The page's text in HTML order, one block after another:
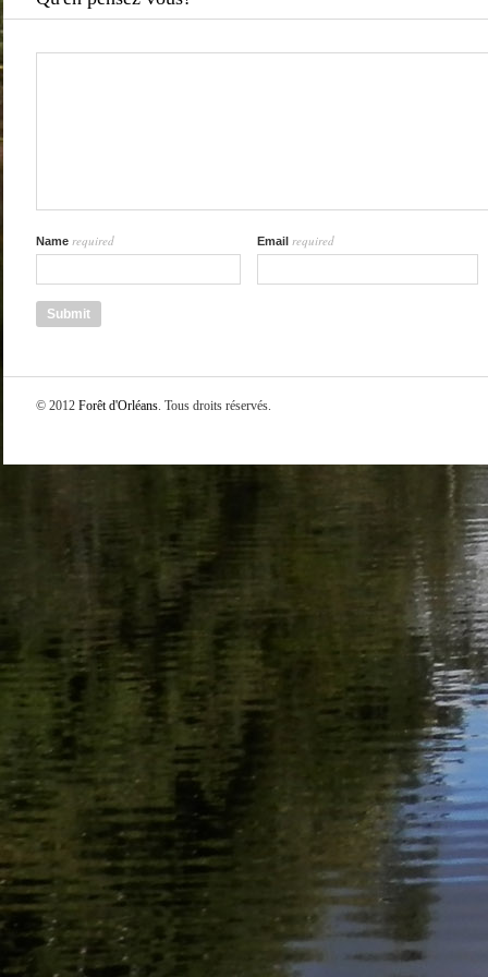
Name required Email required
© 2012 Forêt d'Orléans. Tous droits réservés.